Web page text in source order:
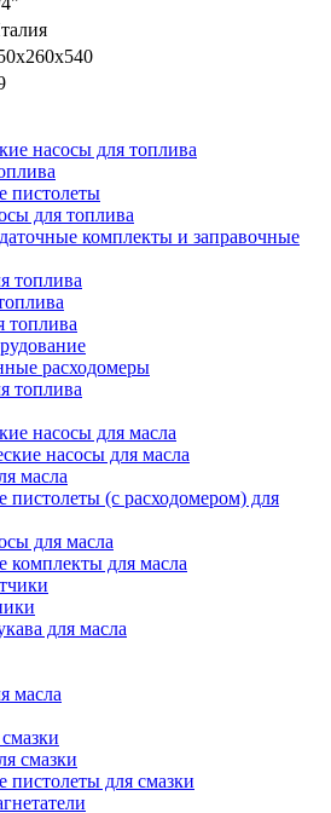
насосы для топлива
пистолеты
для топлива
комплекты и заправочные
топлива
топлива
расходомеры
топлива
насосы для масла
насосы для масла
масла
пистолеты (с расходомером) для
для масла
комплекты для масла
для масла
масла
смазки
пистолеты для смазки